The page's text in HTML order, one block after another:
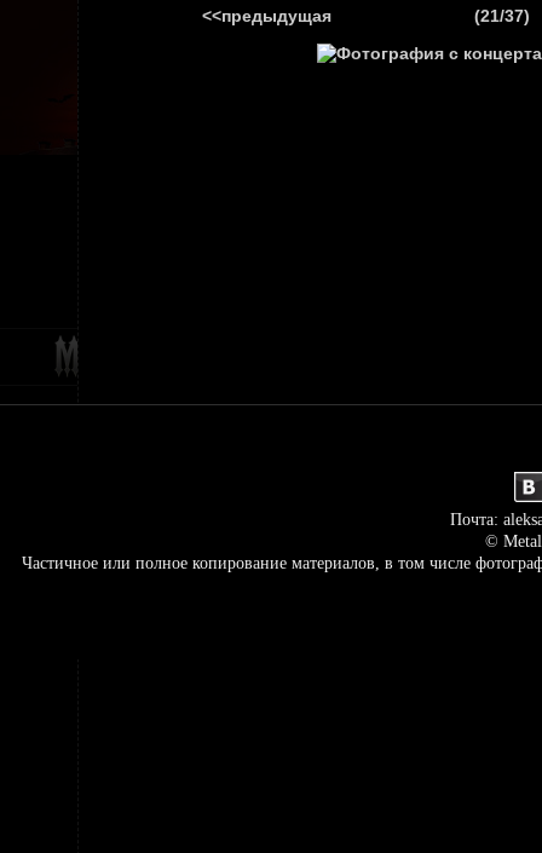
<<предыдущая (21/37)
Почта:
©
Частичное или полное копирование материалов, в том числе